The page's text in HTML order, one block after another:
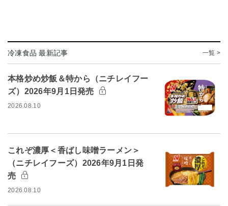
冷凍食品 最新記事 一覧 >
本格炒め炒飯＆特から（ニチレイフー
ズ）2026年9月1日発売
2026.08.10
これぞ濃厚＜香ばし味噌ラーメン＞
（ニチレイフーズ）2026年9月1日発
売
2026.08.10